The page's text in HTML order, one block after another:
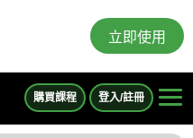
立即使用
購買課程 登入/註冊